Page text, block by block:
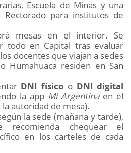
Escuela de Minas y una
Rectorado para institutos de
mesas en el interior. Se
todo en Capital tras evaluar
docentes que viajan a sedes
Humahuaca residen en San
DNI físico o DNI digital
la app Mi Argentinaen el
autoridad de mesa).
la sede (mañana y tarde),
chequear el
en los carteles de cada